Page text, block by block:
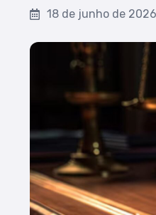
18 de junho de 2026